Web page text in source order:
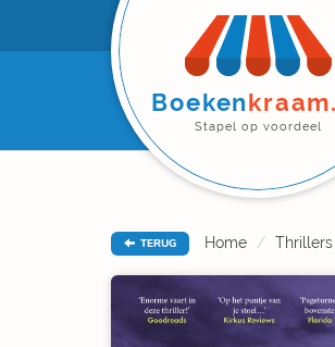
Boeken
Stapel op voordeel
TERUG Home Thrillers